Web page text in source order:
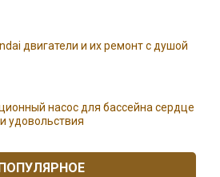
двигатели и их ремонт с душой
насос для бассейна сердце
удовольствия